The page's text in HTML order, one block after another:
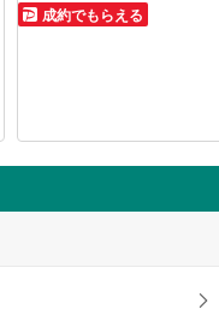
成約でもらえる